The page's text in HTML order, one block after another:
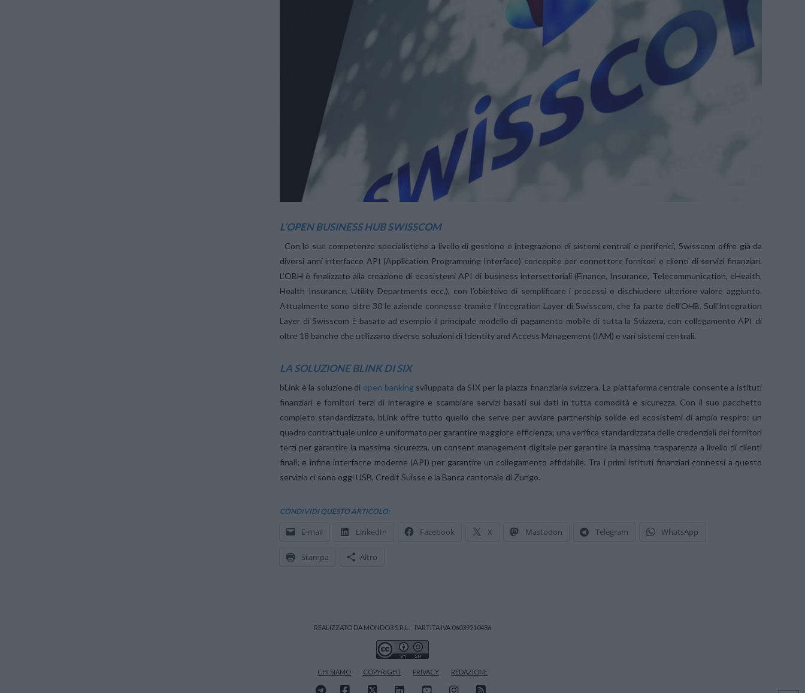
L’OPEN BUSINESS HUB SWISSCOM
Con le sue competenze specialistiche a livello di gestione e integrazione di sistemi centrali e periferici, Swisscom offre già da
diversi anni interfacce API (Application Programming Interface) concepite per connettere fornitori e clienti di servizi finanziari.
L’OBH è finalizzato alla creazione di ecosistemi API di business intersettoriali (Finance, Insurance, Telecommunication, eHealth,
Health Insurance, Utility Departments ecc.), con l’obiettivo di semplificare i processi e dischiudere ulteriore valore aggiunto.
Attualmente sono oltre 30 le aziende connesse tramite l’Integration Layer di Swisscom, che fa parte dell’OHB. Sull’Integration
Layer di Swisscom è basato ad esempio il principale modello di pagamento mobile di tutta la Svizzera, con collegamento API di
oltre 18 banche che utilizzano diverse soluzioni di Identity and Access Management (IAM) e vari sistemi centrali.
LA SOLUZIONE BLINK DI SIX
bLink è la soluzione di open banking sviluppata da SIX per la piazza finanziaria svizzera. La piattaforma centrale consente a istituti
finanziari e fornitori terzi di interagire e scambiare servizi basati sui dati in tutta comodità e sicurezza. Con il suo pacchetto
completo standardizzato, bLink offre tutto quello che serve per avviare partnership solide ed ecosistemi di ampio respiro: un
quadro contrattuale unico e uniformato per garantire maggiore efficienza; una verifica standardizzata delle credenziali dei fornitori
terzi per garantire la massima sicurezza, un consent management digitale per garantire la massima trasparenza a livello di clienti
finali; e infine interfacce moderne (API) per garantire un collegamento affidabile. Tra i primi istituti finanziari connessi a questo
servizio ci sono oggi USB, Credit Suisse e la Banca cantonale di Zurigo.
CONDIVIDI QUESTO ARTICOLO:
E-mail LinkedIn Facebook X Mastodon Telegram WhatsApp
Stampa Altro
REALIZZATO DA MONDO3 S.R.L. - PARTITA IVA 06039210486
CHI SIAMO COPYRIGHT PRIVACY REDAZIONE